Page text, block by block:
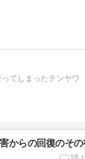
てしまったテンヤワ
害からの回復のそ